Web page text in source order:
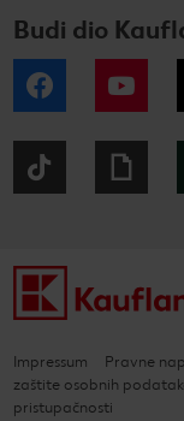
Budi dio
Facebook
Impressum Pravne
zaštite osobnih
pristupačnosti